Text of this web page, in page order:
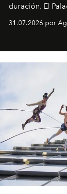
duración. El
son algunos de
miniobras. Sus
31.07.2026 por